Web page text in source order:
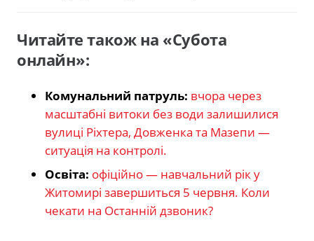
Читайте також на «Субота
онлайн»:
Комунальний патруль: вчора через
масштабні витоки без води залишилися
вулиці Ріхтера, Довженка та Мазепи —
ситуація на контролі.
Освіта: офіційно — навчальний рік у
Житомирі завершиться 5 червня. Коли
чекати на Останній дзвоник?